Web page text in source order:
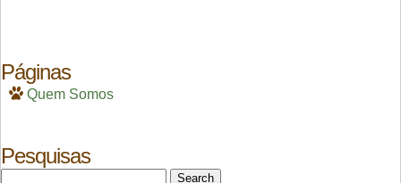
Páginas
Quem Somos
Pesquisas